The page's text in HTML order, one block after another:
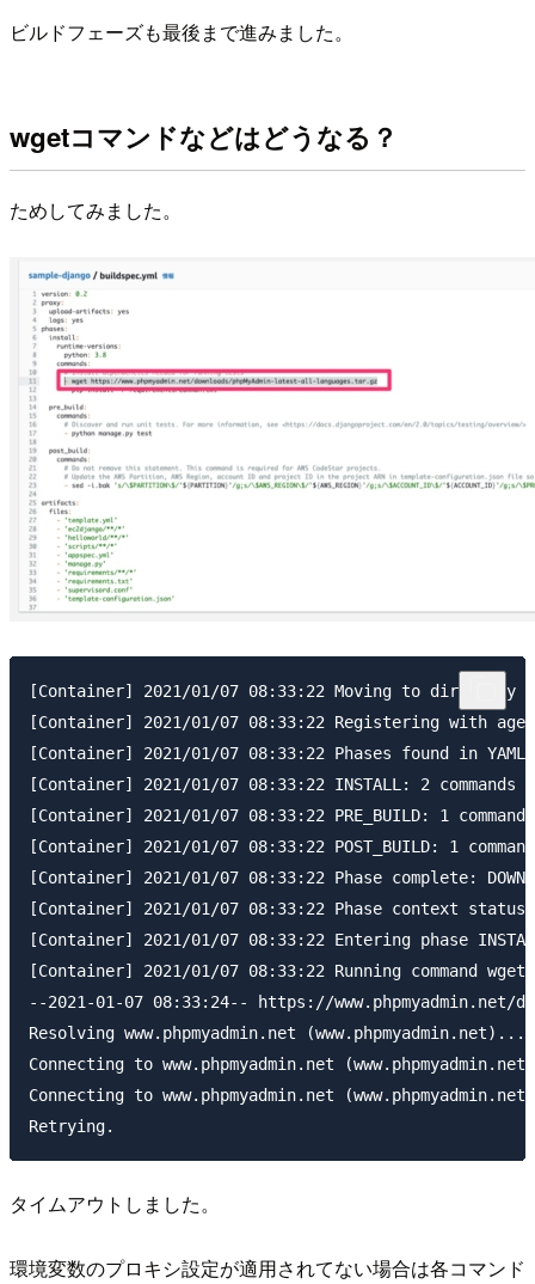
ビルドフェーズも最後まで進みました。
wgetコマンドなどはどうなる？
ためしてみました。
[Container] 2021/01/07 08:33:22 Moving to directory
[Container] 2021/01/07 08:33:22 Registering with
[Container] 2021/01/07 08:33:22 Phases found in
[Container] 2021/01/07 08:33:22 INSTALL: 2 commands
[Container] 2021/01/07 08:33:22 PRE_BUILD: 1 commands
[Container] 2021/01/07 08:33:22 POST_BUILD: 1
[Container] 2021/01/07 08:33:22 Phase complete:
[Container] 2021/01/07 08:33:22 Phase context status
[Container] 2021/01/07 08:33:22 Entering phase
[Container] 2021/01/07 08:33:22 Running command
--2021-01-07 08:33:24-- https://www.phpmyadmin.net/
Resolving www.phpmyadmin.net
Connecting to www.phpmyadmin.net
Connecting to www.phpmyadmin.net
タイムアウトしました。
環境変数のプロキシ設定が適用されてない場合は各コマンド